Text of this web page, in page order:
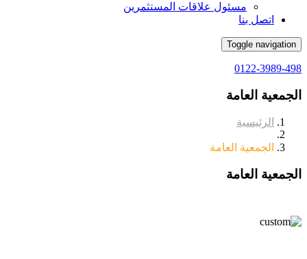
مسئول علاقات المستثمرين
اتصل بنا
Toggle navigation
0122-3989-498
الجمعية العامة
الرئيسية
الجمعية العامة
الجمعية العامة